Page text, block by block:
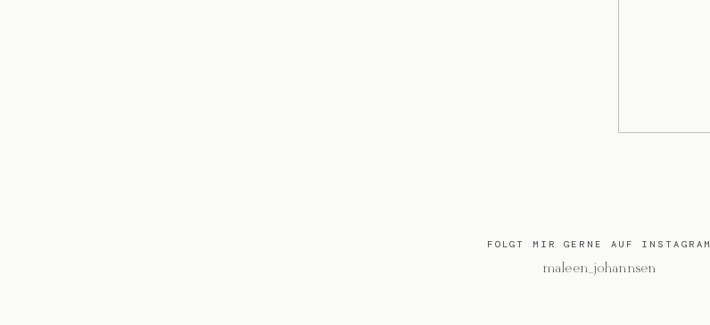
FOLGT MIR GERNE AUF INSTAGRAM
@maleen_johannsen